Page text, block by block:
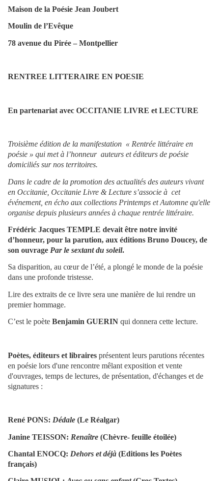
Maison de la Poésie Jean Joubert
Moulin de l’Evêque
78 avenue du Pirée – Montpellier
RENTREE LITTERAIRE EN POESIE
En partenariat avec OCCITANIE LIVRE et LECTURE
Troisième édition de la manifestation « Rentrée littéraire en
poésie » qui met à l’honneur auteurs et éditeurs de poésie
domiciliés sur nos territoires.
Dans le cadre de la promotion des actualités des auteurs vivant
en Occitanie, Occitanie Livre & Lecture s’associe à cet
événement, en écho aux collections Printemps et Automne qu'elle
organise depuis plusieurs années à chaque rentrée littéraire.
Frédéric Jacques TEMPLE devait être notre invité
d’honneur, pour la parution, aux éditions Bruno Doucey, de
son ouvrage Par le sextant du soleil.
Sa disparition, au cœur de l’été, a plongé le monde de la poésie
dans une profonde tristesse.
Lire des extraits de ce livre sera une manière de lui rendre un
premier hommage.
C’est le poète Benjamin GUERIN qui donnera cette lecture.
Poètes, éditeurs et libraires présentent leurs parutions récentes
en poésie lors d'une rencontre mêlant exposition et vente
d'ouvrages, temps de lectures, de présentation, d'échanges et de
signatures :
René PONS: Dédale (Le Réalgar)
Janine TEISSON: Renaître (Chèvre- feuille étoilée)
Chantal ENOCQ: Dehors et déjà (Editions les Poètes
français)